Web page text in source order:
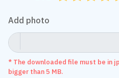
Add photo
* The downloaded file must be in
bigger than 5 MB.